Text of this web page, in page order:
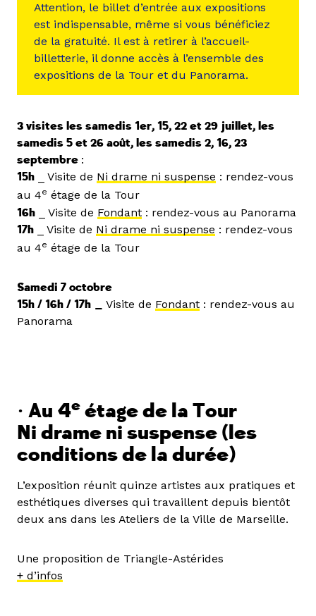
Attention, le billet d’entrée aux expositions
est indispensable, même si vous bénéficiez
de la gratuité. Il est à retirer à l’accueil-
billetterie, il donne accès à l’ensemble des
expositions de la Tour et du Panorama.
3 visites les samedis 1er, 15, 22 et 29 juillet, les
samedis 5 et 26 août, les samedis 2, 16, 23
septembre :
15h _ Visite de Ni drame ni suspense : rendez-vous
au 4e étage de la Tour
16h _ Visite de Fondant : rendez-vous au Panorama
17h _ Visite de Ni drame ni suspense : rendez-vous
au 4e étage de la Tour
Samedi 7 octobre
15h / 16h / 17h _
Visite de Fondant : rendez-vous au
Panorama
• Au 4e étage de la Tour
Ni drame ni suspense (les
conditions de la durée)
L’exposition réunit quinze artistes aux pratiques et
esthétiques diverses qui travaillent depuis bientôt
deux ans dans les Ateliers de la Ville de Marseille.
Une proposition de Triangle-Astérides
+ d’infos